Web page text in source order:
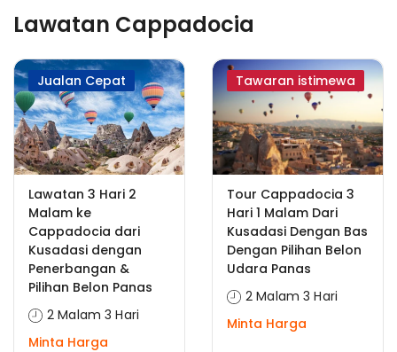
Lawatan Cappadocia
Jualan Cepat
Lawatan 3 Hari 2
Malam ke
Cappadocia dari
Kusadasi dengan
Penerbangan &
Pilihan Belon Panas
2 Malam 3 Hari
Minta Harga
Tawaran istimewa
Tour Cappadocia 3
Hari 1 Malam Dari
Kusadasi Dengan Bas
Dengan Pilihan Belon
Udara Panas
2 Malam 3 Hari
Minta Harga